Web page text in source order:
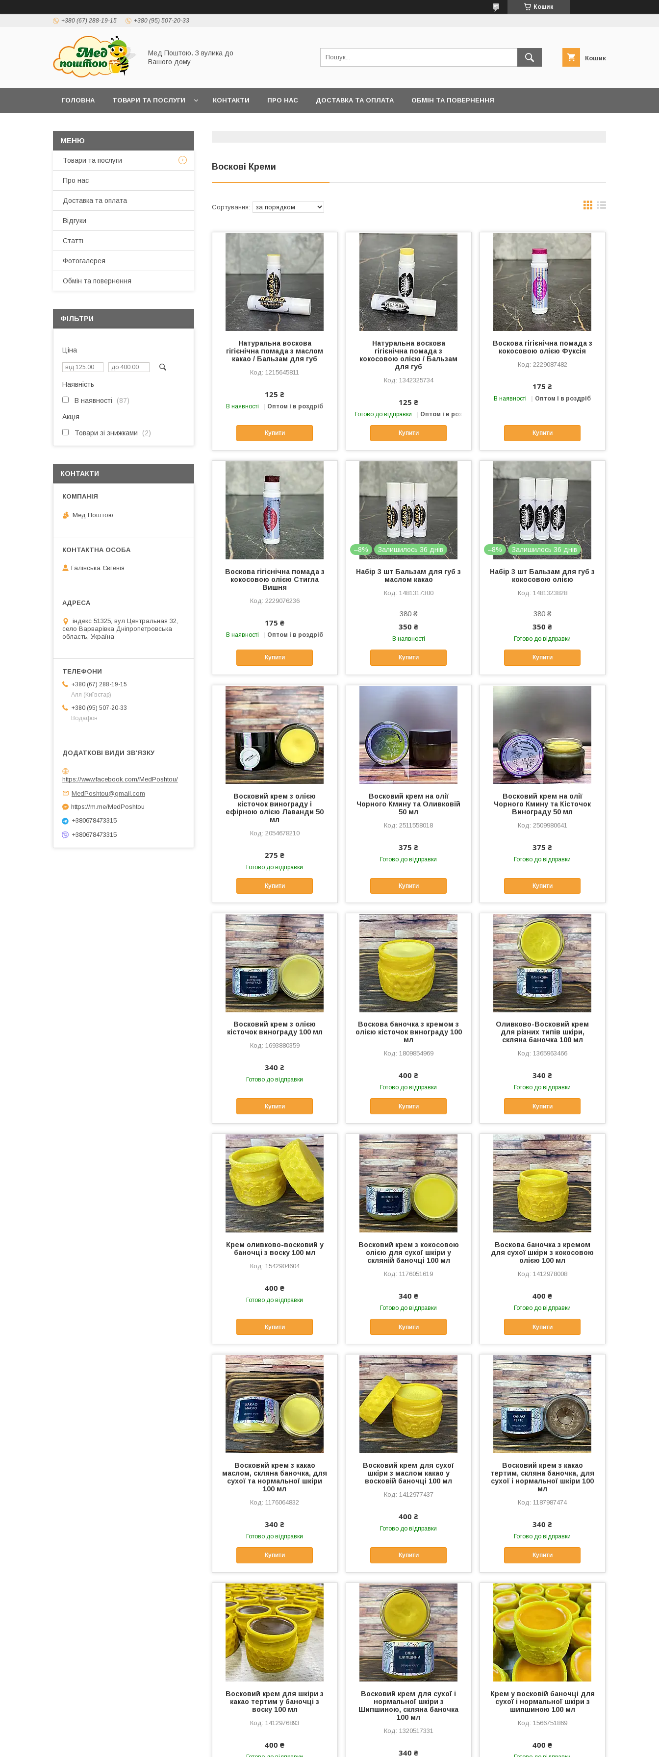
Кошик
+380 (67) 288-19-15 +380 (95) 507-20-33
Мед Поштою. З вулика до
Вашого дому
Кошик
ГОЛОВНА ТОВАРИ ТА ПОСЛУГИ КОНТАКТИ ПРО НАС ДОСТАВКА ТА ОПЛАТА ОБМІН ТА ПОВЕРНЕННЯ
Воскові Креми
Натуральна воскова
гігієнічна помада з маслом
какао / Бальзам для губ
1215645811
125 ₴
В наявності Оптом і в роздріб
Купити
Натуральна воскова
гігієнічна помада з
кокосовою олією / Бальзам
для губ
1342325734
125 ₴
Готово до відправки Оптом і в роздріб
Купити
Воскова гігієнічна помада з
кокосовою олією Фуксія
2229087482
175 ₴
В наявності Оптом і в роздріб
Купити
Воскова гігієнічна помада з
кокосовою олією Стигла
Вишня
2229076236
175 ₴
В наявності Оптом і в роздріб
Купити
–8% Залишилось 36 днів
Набір 3 шт Бальзам для губ з
маслом какао
1481317300
380 ₴
350 ₴
В наявності
Купити
–8% Залишилось 36 днів
Набір 3 шт Бальзам для губ з
кокосовою олією
1481323828
380 ₴
350 ₴
Готово до відправки
Купити
Восковий крем з олією
кісточок винограду і
ефірною олією Лаванди 50
мл
2054678210
275 ₴
Готово до відправки
Купити
Восковий крем на олії
Чорного Кмину та Оливковій
50 мл
2511558018
375 ₴
Готово до відправки
Купити
Восковий крем на олії
Чорного Кмину та Кісточок
Винограду 50 мл
2509980641
375 ₴
Готово до відправки
Купити
Восковий крем з олією
кісточок винограду 100 мл
1693880359
340 ₴
Готово до відправки
Купити
Воскова баночка з кремом з
олією кісточок винограду 100
мл
1809854969
400 ₴
Готово до відправки
Купити
Оливково-Восковий крем
для різних типів шкіри,
скляна баночка 100 мл
1365963466
340 ₴
Готово до відправки
Купити
Крем оливково-восковий у
баночці з воску 100 мл
1542904604
400 ₴
Готово до відправки
Купити
Восковий крем з кокосовою
олією для сухої шкіри у
скляній баночці 100 мл
1176051619
340 ₴
Готово до відправки
Купити
Воскова баночка з кремом
для сухої шкіри з кокосовою
олією 100 мл
1412978008
400 ₴
Готово до відправки
Купити
Восковий крем з какао
маслом, скляна баночка, для
сухої та нормальної шкіри
100 мл
1176064832
340 ₴
Готово до відправки
Купити
Восковий крем для сухої
шкіри з маслом какао у
восковій баночці 100 мл
1412977437
400 ₴
Готово до відправки
Купити
Восковий крем з какао
тертим, скляна баночка, для
сухої і нормальної шкіри 100
мл
1187987474
340 ₴
Готово до відправки
Купити
Восковий крем для шкіри з
какао тертим у баночці з
воску 100 мл
1412976893
400 ₴
Восковий крем для сухої і
нормальної шкіри з
Шипшиною, скляна баночка
100 мл
1320517331
340 ₴
Крем у восковій баночці для
сухої і нормальної шкіри з
шипшиною 100 мл
1566751869
400 ₴
Товари та послуги
Про нас
Доставка та оплата
Відгуки
Статті
Фотогалерея
Обмін та повернення
ФІЛЬТРИ
Ціна
Наявність
В наявності 87
Акція
Товари зі знижками 2
КОНТАКТИ
Мед Поштою
Галінська Євгенія
індекс 51325, вул Центральная 32,
село Варварівка Дніпропетровська
область, Україна
+380 (67) 288-19-15
Аля (Київстар)
+380 (95) 507-20-33
Водафон
https://www.facebook.com/MedPoshtou/
MedPoshtou@gmail.com
https://m.me/MedPoshtou
+380678473315
+380678473315